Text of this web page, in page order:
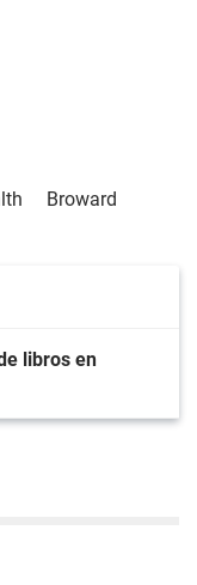
Broward
libros en